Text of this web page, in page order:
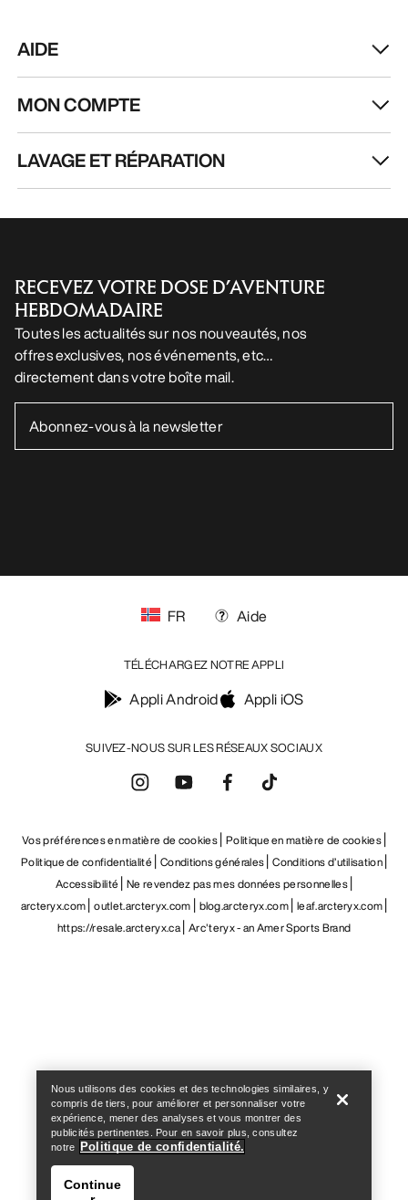
AIDE
MON COMPTE
LAVAGE ET RÉPARATION
RECEVEZ VOTRE DOSE D’AVENTURE
HEBDOMADAIRE
Toutes les actualités sur nos nouveautés, nos
offres exclusives, nos événements, etc…
directement dans votre boîte mail.
SUIVEZ-NOUS SUR LES RÉSEAUX SOCIAUX
FR Aide
TÉLÉCHARGEZ NOTRE APPLI
Appli Android Appli iOS
Vos préférences en matière de cookies Politique en matière de cookies
Politique de confidentialité Conditions générales Conditions d’utilisation
Accessibilité Ne revendez pas mes données personnelles
arcteryx.com outlet.arcteryx.com blog.arcteryx.com leaf.arcteryx.com
https://resale.arcteryx.ca Arc'teryx - an Amer Sports Brand
Nous utilisons des cookies et des technologies similaires, y
compris de tiers, pour améliorer et personnaliser votre
expérience, mener des analyses et vous montrer des
publicités pertinentes. Pour en savoir plus, consultez
notre
Politique de confidentialité.
Continue